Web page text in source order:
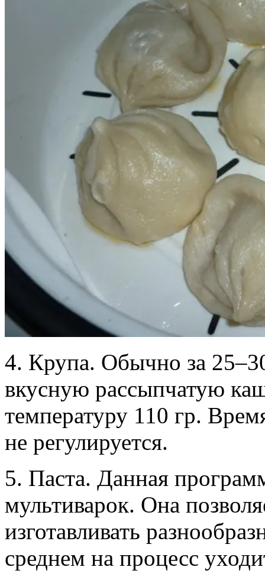
4. Крупа. Обычно за
вкусную рассыпчатую
температуру 110 гр.
не регулируется.
5. Паста. Данная
мультиварок. Она
изготавливать
среднем на процесс